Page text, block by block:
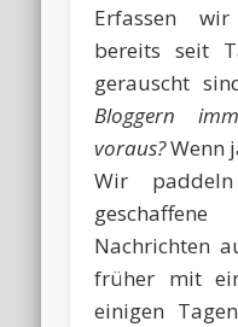
Erfassen
bereits seit
gerauscht
Bloggern
voraus?Wenn
Wir
geschaffene
Nachrichten
früher mit
einigen